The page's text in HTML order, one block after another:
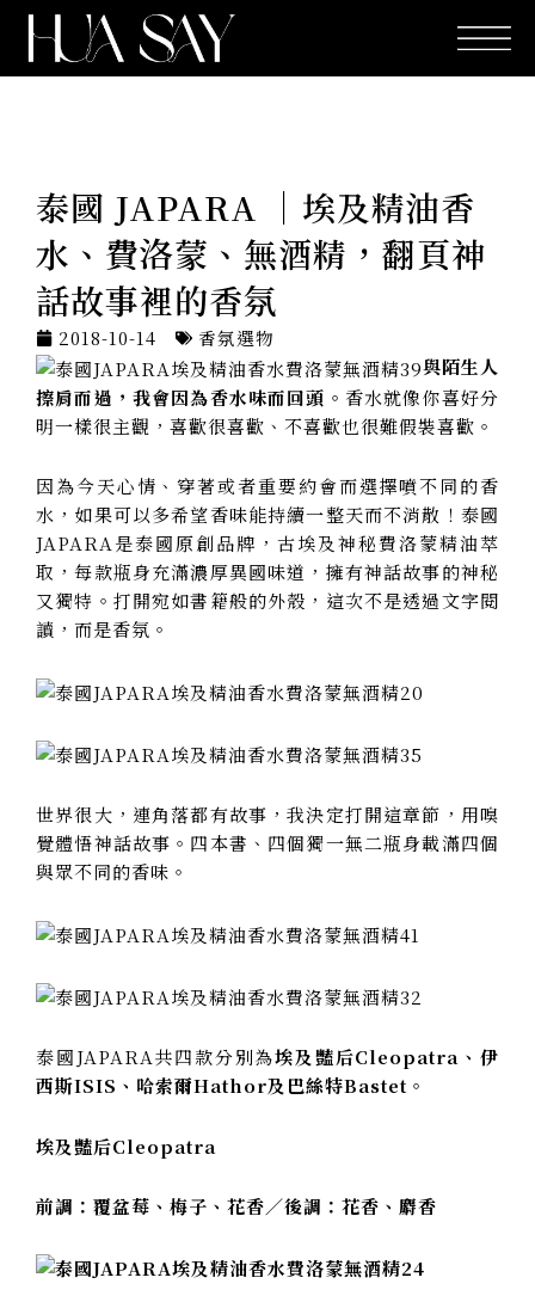
泰國 JAPARA │埃及精油香
水、費洛蒙、無酒精，翻頁神
話故事裡的香氛
2018-10-14
香氛選物
與陌生人
擦肩而過，我會因為香水味而回頭。 香水就像你喜好分
明一樣很主觀，喜歡很喜歡、不喜歡也很難假裝喜歡。
因為今天心情、穿著或者重要約會而選擇噴不同的香
水，如果可以多希望香味能持續一整天而不消散！泰國
JAPARA是泰國原創品牌，古埃及神秘費洛蒙精油萃
取，每款瓶身充滿濃厚異國味道，擁有神話故事的神秘
又獨特。打開宛如書籍般的外殼，這次不是透過文字閱
讀，而是香氛。
世界很大，連角落都有故事，我決定打開這章節，用嗅
覺體悟神話故事。四本書、四個獨一無二瓶身載滿四個
與眾不同的香味。
泰國JAPARA共四款分別為埃及豔后Cleopatra、伊
西斯ISIS、 哈索爾Hathor及巴絲特Bastet。
埃及豔后Cleopatra
前調：覆盆莓、梅子、花香／後調：花香、麝香